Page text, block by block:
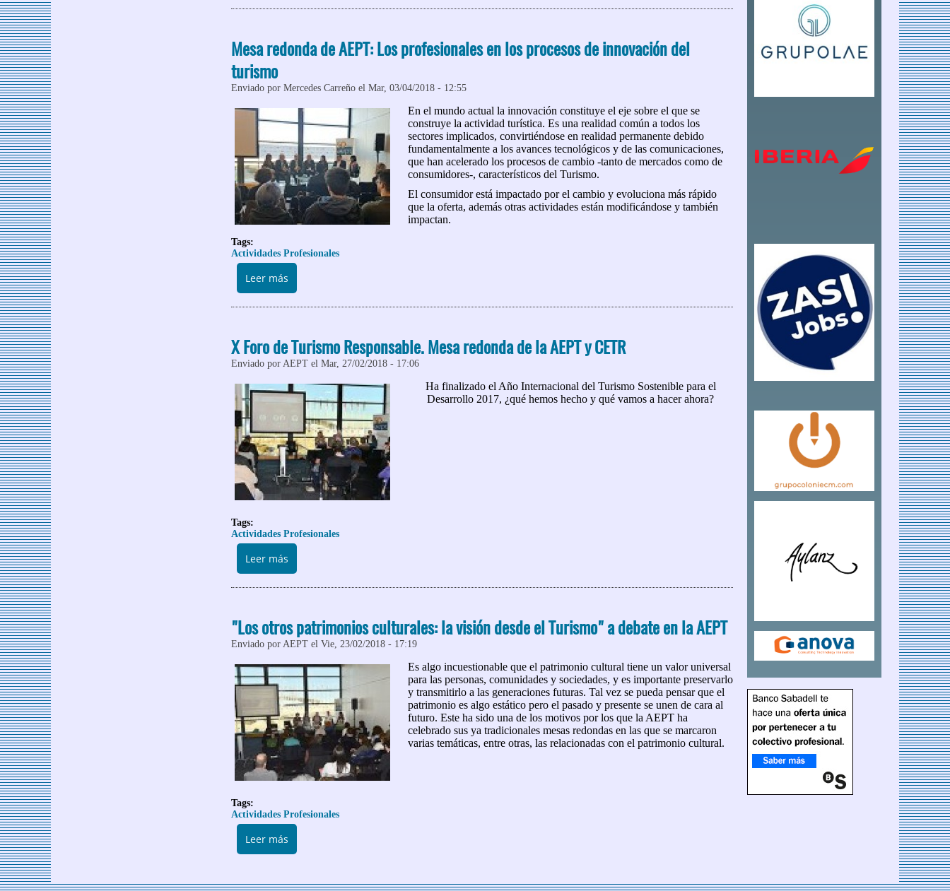
Mesa redonda de AEPT: Los profesionales en los procesos de innovación del
turismo
Enviado por Mercedes Carreño el Mar, 03/04/2018 - 12:55
En el mundo actual la innovación constituye el eje sobre el que se
construye la actividad turística. Es una realidad común a todos los
sectores implicados, convirtiéndose en realidad permanente debido
fundamentalmente a los avances tecnológicos y de las comunicaciones,
que han acelerado los procesos de cambio -tanto de mercados como de
consumidores-, característicos del Turismo.
El consumidor está impactado por el cambio y evoluciona más rápido
que la oferta, además otras actividades están modificándose y también
impactan.
Tags:
Actividades Profesionales
Leer más
X Foro de Turismo Responsable. Mesa redonda de la AEPT y CETR
Enviado por AEPT el Mar, 27/02/2018 - 17:06
Ha finalizado el Año Internacional del Turismo Sostenible para el
Desarrollo 2017, ¿qué hemos hecho y qué vamos a hacer ahora?
Tags:
Actividades Profesionales
Leer más
"Los otros patrimonios culturales: la visión desde el Turismo" a debate en la AEPT
Enviado por AEPT el Vie, 23/02/2018 - 17:19
Es algo incuestionable que el patrimonio cultural tiene un valor universal
para las personas, comunidades y sociedades, y es importante preservarlo
y transmitirlo a las generaciones futuras. Tal vez se pueda pensar que el
patrimonio es algo estático pero el pasado y presente se unen de cara al
futuro. Este ha sido una de los motivos por los que la AEPT ha
celebrado sus ya tradicionales mesas redondas en las que se marcaron
varias temáticas, entre otras, las relacionadas con el patrimonio cultural.
Tags:
Actividades Profesionales
Leer más